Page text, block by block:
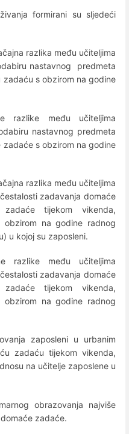
formirani su sljedeći
razlika među učiteljima
nastavnog predmeta
s obzirom na godine
razlike među učiteljima
nastavnog predmeta
s obzirom na godine
razlika među učiteljima
zadavanja domaće
tijekom vikenda,
na godine radnog
u kojoj su zaposleni.
razlike među učiteljima
zadavanja domaće
tijekom vikenda,
na godine radnog
zaposleni u urbanim
zadaću tijekom vikenda,
na učitelje zaposlene u
obrazovanja najviše
zadaće.